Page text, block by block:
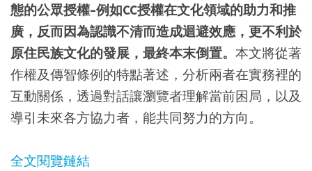
態的公眾授權–例如CC授權在文化領域的助力和推
廣，反而因為認識不清而造成迴避效應，更不利於
原住民族文化的發展，最終本末倒置。 本文將從著
作權及傳智條例的特點著述，分析兩者在實務裡的
互動關係，透過對話讓瀏覽者理解當前困局，以及
導引未來各方協力者，能共同努力的方向。
全文閱覽鏈結